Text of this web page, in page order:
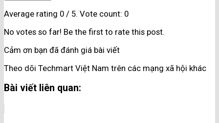
Average rating 0 / 5. Vote count: 0
No votes so far! Be the first to rate this post.
Cảm ơn bạn đã đánh giá bài viết
Theo dõi Techmart Việt Nam trên các mạng xã hội khác
Bài viết liên quan: